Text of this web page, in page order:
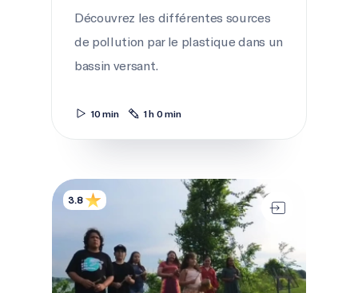
Découvrez les différentes sources
de pollution par le plastique dans un
bassin versant.
10 min 1 h 0 min
La mélodie de l’eau 360°
3.8